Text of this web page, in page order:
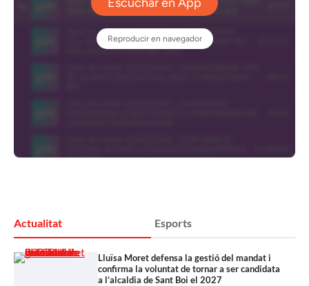
Actualitat Esports
Lluïsa Moret defensa la gestió del mandat i
confirma la voluntat de tornar a ser candidata
a l’alcaldia de Sant Boi el 2027